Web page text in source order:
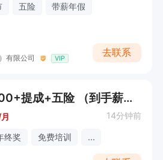
五险
带薪年假
有限公司
VIP
去联系
数控车工底薪7500+提成+五险 （到手薪资11000+）
14分钟前
终奖 免费培训 ...